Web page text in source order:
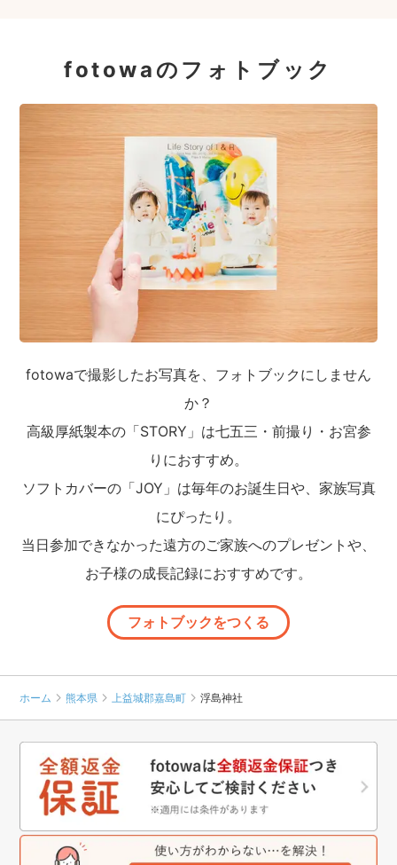
fotowaのフォトブック
fotowaで撮影したお写真を、フォトブックにしません
か？
高級厚紙製本の「STORY」は七五三・前撮り・お宮参
りにおすすめ。
ソフトカバーの「JOY」は毎年のお誕生日や、家族写真
にぴったり。
当日参加できなかった遠方のご家族へのプレゼントや、
お子様の成長記録におすすめです。
フォトブックをつくる
ホーム 熊本県 上益城郡嘉島町 浮島神社